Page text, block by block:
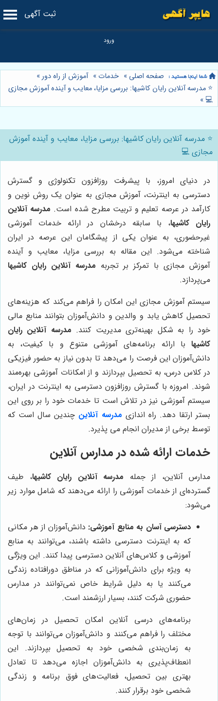
ثبت آگهی
صفحه اصلی » خدمات » آموزش از راه دور»
⭐️ مدرسه آنلاین رایان کاشیها: بررسی مزایا، معایب و آینده آموزش مجازی
💻
»
⭐️ مدرسه آنلاین رایان کاشیها: بررسی مزایا، معایب و آینده آموزش
مجازی 💻
در دنیای امروز، با پیشرفت روزافزون تکنولوژی و گسترش
دسترسی به اینترنت، آموزش مجازی به عنوان یک روش نوین و
کارآمد در عرصه تعلیم و تربیت مطرح شده است. مدرسه آنلاین
رایان کاشیها، با سابقه درخشان در ارائه خدمات آموزشی
غیرحضوری، به عنوان یکی از پیشگامان این عرصه در ایران
شناخته می‌شود. این مقاله به بررسی مزایا، معایب و آینده
آموزش مجازی با تمرکز بر تجربه مدرسه آنلاین رایان کاشیها
می‌پردازد.
سیستم آموزش مجازی این امکان را فراهم می‌کند که هزینه‌های
تحصیل کاهش یابد و والدین و دانش‌آموزان بتوانند منابع مالی
خود را به شکل بهینه‌تری مدیریت کنند. مدرسه آنلاین رایان
کاشیها با ارائه برنامه‌های آموزشی متنوع و با کیفیت، به
دانش‌آموزان این فرصت را می‌دهد تا بدون نیاز به حضور فیزیکی
در کلاس درس، به تحصیل بپردازند و از امکانات آموزشی بهره‌مند
شوند. امروزه با گسترش روزافزون دسترسی به اینترنت در ایران،
سیستم آموزشی نیز در تلاش است تا خدمات خود را بر روی این
بستر ارتقا دهد. راه اندازی مدرسه آنلاین چندین سال است که
توسط برخی از مدیران انجام می پذیرد.
خدمات ارائه شده در مدارس آنلاین
مدارس آنلاین، از جمله مدرسه آنلاین رایان کاشیها، طیف
گسترده‌ای از خدمات آموزشی را ارائه می‌دهند که شامل موارد زیر
می‌شود:
دسترسی آسان به منابع آموزشی: دانش‌آموزان از هر مکانی
که به اینترنت دسترسی داشته باشند، می‌توانند به منابع
آموزشی و کلاس‌های آنلاین دسترسی پیدا کنند. این ویژگی
به ویژه برای دانش‌آموزانی که در مناطق دورافتاده زندگی
می‌کنند یا به دلیل شرایط خاص نمی‌توانند در مدارس
حضوری شرکت کنند، بسیار ارزشمند است.
برنامه‌های درسی آنلاین امکان تحصیل در زمان‌های
مختلف را فراهم می‌کنند و دانش‌آموزان می‌توانند با توجه
به زمان‌بندی شخصی خود به تحصیل بپردازند. این
انعطاف‌پذیری به دانش‌آموزان اجازه می‌دهد تا تعادل
بهتری بین تحصیل، فعالیت‌های فوق برنامه و زندگی
شخصی خود برقرار کنند.